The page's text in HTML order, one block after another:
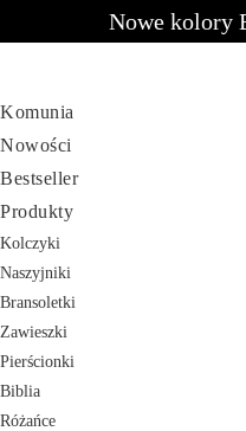
Nowe kolory
Komunia
Nowości
Bestseller
Produkty
Kolczyki
Naszyjniki
Bransoletki
Zawieszki
Pierścionki
Biblia
Różańce